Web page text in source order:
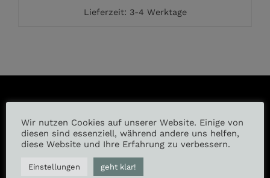
Lieferzeit: 3-4 Werktage
Instagram
Facebook
Wir nutzen Cookies auf unserer Website. Einige von
diesen sind essenziell, während andere uns helfen,
diese Website und Ihre Erfahrung zu verbessern.
Einstellungen geht klar!